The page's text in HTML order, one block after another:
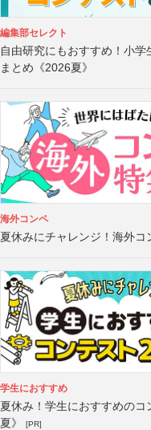
編集部セレクト
自由研究にもおすすめ！小学
まとめ《2026夏》
海外コンペ
夏休みにチャレンジ！海外コ
学生におすすめ
夏休み！学生におすすめのコ
夏》
[PR]